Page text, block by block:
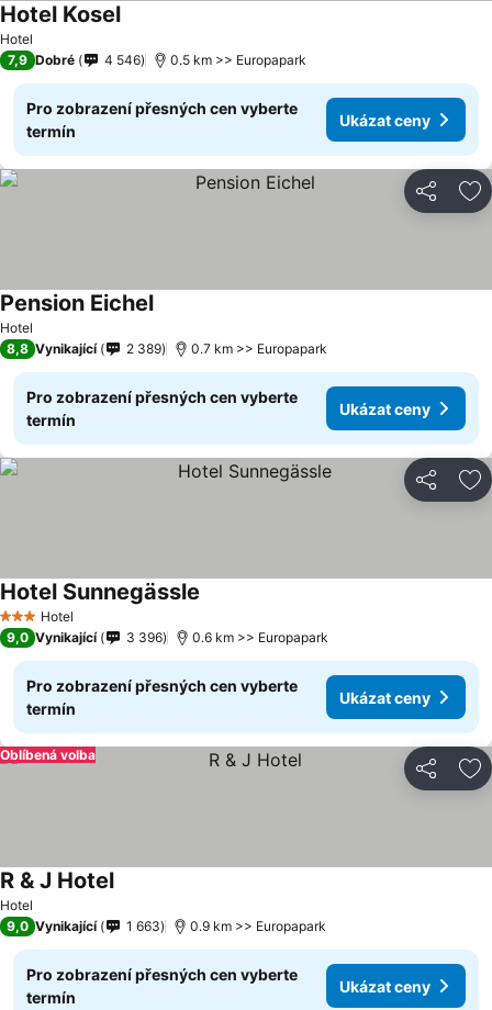
Hotel
Hotel Kosel
7,9 Dobré 4 546 0.5 km >> Europapark
Pro zobrazení přesných cen vyberte
termín
Ukázat ceny
Sdílet
Hotel
Pension Eichel
8,8 Vynikající 2 389 0.7 km >> Europapark
Pro zobrazení přesných cen vyberte
termín
Ukázat ceny
Sdílet
3 Počet hvězdiček
Hotel
Hotel Sunnegässle
9,0 Vynikající 3 396 0.6 km >> Europapark
Pro zobrazení přesných cen vyberte
termín
Ukázat ceny
Sdílet
Oblíbená volba
Hotel
R & J Hotel
9,0 Vynikající 1 663 0.9 km >> Europapark
Pro zobrazení přesných cen vyberte
termín
Ukázat ceny